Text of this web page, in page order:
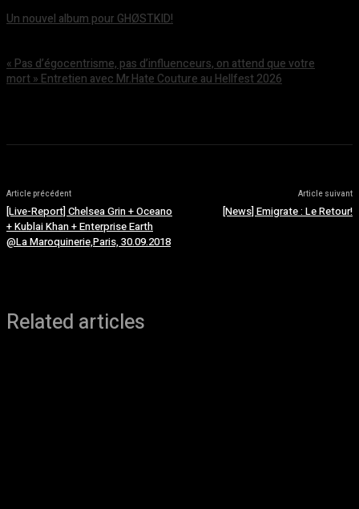
Un nouvel album pour GHØSTKID!
« Pas d’égocentrisme, pas d’influenceurs, on attend que votre
mort » Entretien avec Mr.Hate Couture au Hellfest 2026
Article précédent
[Live-Report] Chelsea Grin + Oceano
+ Kublai Khan + Enterprise Earth
@La Maroquinerie,Paris, 30.09.2018
Article suivant
[News] Emigrate : Le Retour!
Related articles